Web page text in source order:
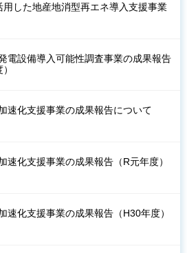
した地産地消型再エネ導入支援事業
電設備導入可能性調査事業の成果報告
速化支援事業の成果報告について
速化支援事業の成果報告（R元年度）
速化支援事業の成果報告（H30年度）